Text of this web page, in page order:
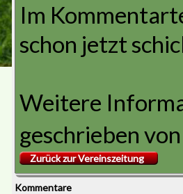
Im
schon jetzt
Weitere
geschrieben von
Zurück zur Vereinszeitung
Kommentare